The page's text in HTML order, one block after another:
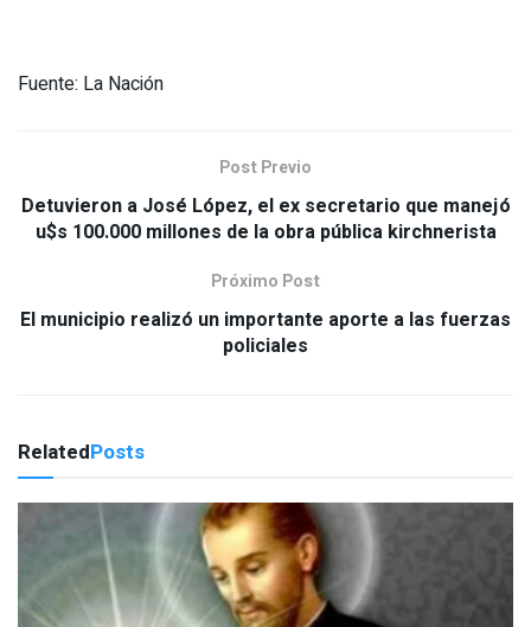
Fuente: La Nación
Post Previo
Detuvieron a José López, el ex secretario que manejó
u$s 100.000 millones de la obra pública kirchnerista
Próximo Post
El municipio realizó un importante aporte a las fuerzas
policiales
RelatedPosts